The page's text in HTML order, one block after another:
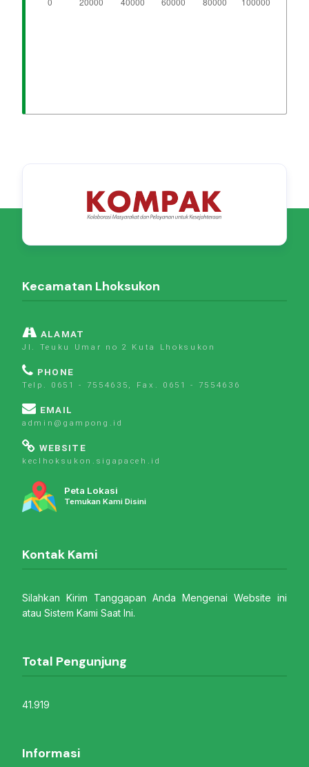
Kecamatan Lhoksukon
ALAMAT
Jl. Teuku Umar no 2 Kuta Lhoksukon
PHONE
Telp. 0651 - 7554635, Fax. 0651 - 7554636
EMAIL
admin@gampong.id
WEBSITE
keclhoksukon.sigapaceh.id
Peta Lokasi
Temukan Kami Disini
Kontak Kami
Silahkan Kirim Tanggapan Anda Mengenai Website ini
atau Sistem Kami Saat Ini.
Total Pengunjung
41.919
Informasi